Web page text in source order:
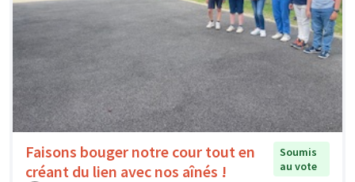
Faisons bouger notre cour tout en
créant du lien avec nos aînés !
Soumis
au vote